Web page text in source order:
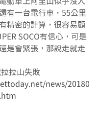
有一台電行車，55公里
精密的計算，很容易顧
SOCO有信心，可是
是會緊張，那說走就走
拉拉山失敗
news/20180